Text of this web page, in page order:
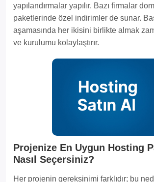
yapılandırmalar yapılır. Bazı firmalar
paketlerinde özel indirimler de sunar.
aşamasında her ikisini birlikte almak
ve kurulumu kolaylaştırır.
Projenize En Uygun Hosting
Nasıl Seçersiniz?
Her projenin gereksinimi farklıdır; bu